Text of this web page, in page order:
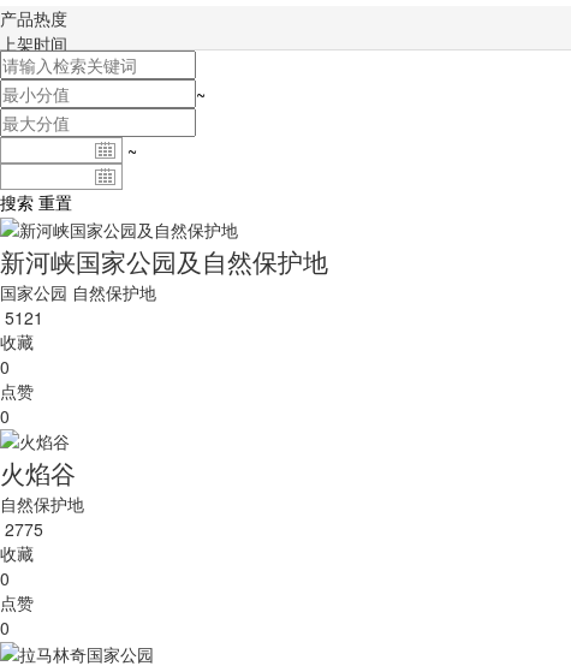
产品热度
上架时间
积分排序
~
~
搜索 重置
新河峡国家公园及自然保护地
国家公园 自然保护地
5121
收藏
0
点赞
0
火焰谷
自然保护地
2775
收藏
0
点赞
0